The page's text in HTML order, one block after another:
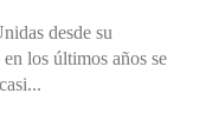
desde su
los últimos años se